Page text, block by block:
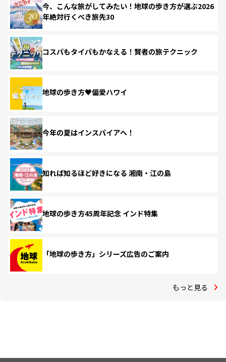
今、こんな旅がしてみたい！地球の歩き方が選ぶ2026
年絶対行くべき旅先30
コスパもタイパもかなえる！賢者の旅テクニック
地球の歩き方♥偏愛ハワイ
今年の夏はインスパイアへ！
知れば知るほど好きになる 湘南・江の島
地球の歩き方45周年記念 インド特集
「地球の歩き方」シリーズ広告のご案内
もっと見る